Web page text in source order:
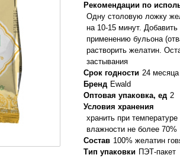
Рекомендации по
Одну столовую ложку
на 10-15 минут. Добавить
применению бульона
растворить желатин.
застывания
Срок годности 24 месяца
Бренд Ewald
Оптовая упаковка, ед 2
Условия хранения
хранить при
влажности не более 70%
Состав 100% желатин
Тип упаковки ПЭТ-пакет